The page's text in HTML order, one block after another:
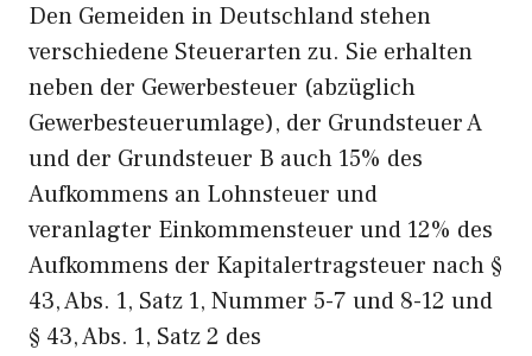
Den Gemeiden in Deutschland stehen
verschiedene Steuerarten zu. Sie erhalten
neben der Gewerbesteuer (abzüglich
Gewerbesteuerumlage), der Grundsteuer A
und der Grundsteuer B auch 15% des
Aufkommens an Lohnsteuer und
veranlagter Einkommensteuer und 12% des
Aufkommens der Kapitalertragsteuer nach §
43, Abs. 1, Satz 1, Nummer 5-7 und 8-12 und
§ 43, Abs. 1, Satz 2 des